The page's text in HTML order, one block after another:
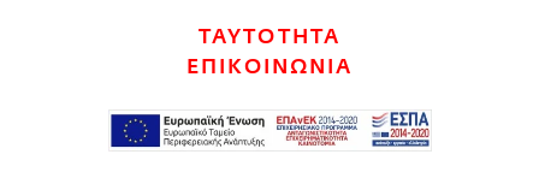
ΤΑΥΤΟΤΗΤΑ
ΕΠΙΚΟΙΝΩΝΙΑ